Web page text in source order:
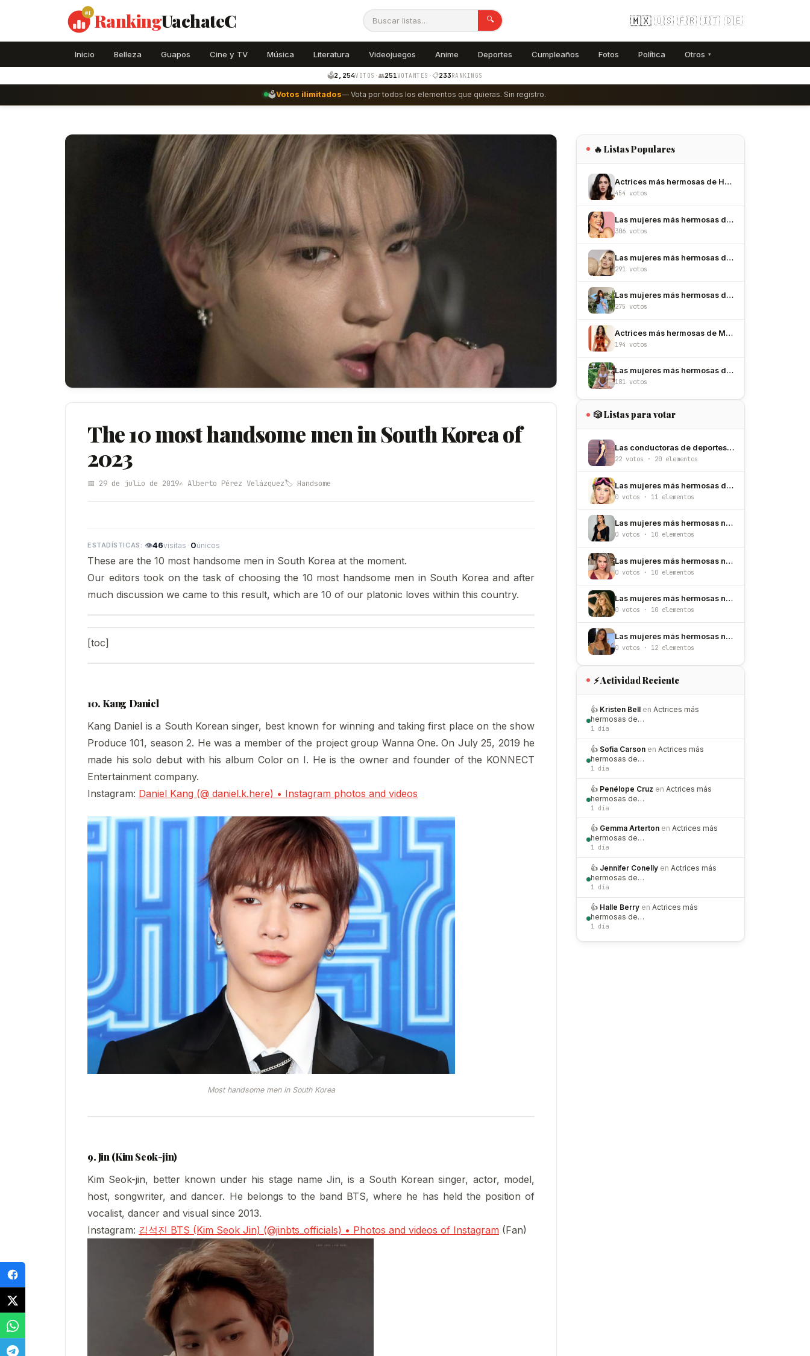
#1 RankingUachateC 🔍 🇲🇽 🇺🇸 🇫🇷 🇮🇹 🇩🇪
Inicio Belleza Guapos Cine y TV Música Literatura Videojuegos Anime Deportes Cumpleaños Fotos Política Otros ▾
🗳️2,254VOTOS ·👥251VOTANTES ·📋233RANKINGS
🗳️Votos ilimitados— Vota por todos los elementos que quieras. Sin registro.
The 10 most handsome men in South Korea of
2023
📅 29 de julio de 2019✍️ Alberto Pérez Velázquez🏷️ Handsome
👁46visitas · 0únicos
These are the 10 most handsome men in South Korea at the moment.
Our editors took on the task of choosing the 10 most handsome men in South Korea and after
much discussion we came to this result, which are 10 of our platonic loves within this country.
[toc]
10. Kang Daniel
Kang Daniel is a South Korean singer, best known for winning and taking first place on the show
Produce 101, season 2. He was a member of the project group Wanna One. On July 25, 2019 he
made his solo debut with his album Color on I. He is the owner and founder of the KONNECT
Entertainment company.
Instagram: Daniel Kang (@ daniel.k.here) • Instagram photos and videos
Most handsome men in South Korea
9. Jin (Kim Seok-jin)
Kim Seok-jin, better known under his stage name Jin, is a South Korean singer, actor, model,
host, songwriter, and dancer. He belongs to the band BTS, where he has held the position of
vocalist, dancer and visual since 2013.
Instagram: 김석진 BTS (Kim Seok Jin) (@jinbts_officials) • Photos and videos of Instagram (Fan)
🔥 Listas Populares
Actrices más hermosas de Hollywood
454 votos
Las mujeres más hermosas de México
306 votos
Las mujeres más hermosas de Colombia
291 votos
Las mujeres más hermosas de España
275 votos
Actrices más hermosas de México
194 votos
Las mujeres más hermosas de Argentina
181 votos
🎲 Listas para votar
Las conductoras de deportes más hermosas de México
22 votos · 20 elementos
Las mujeres más hermosas de Noruega
0 votos · 11 elementos
Las mujeres más hermosas nacidas un 29 de junio
0 votos · 10 elementos
Las mujeres más hermosas nacidas un 12 de junio
0 votos · 10 elementos
Las mujeres más hermosas nacidas un 9 de junio
0 votos · 10 elementos
Las mujeres más hermosas nacidas un 20 de junio
0 votos · 12 elementos
⚡ Actividad Reciente
👍 Kristen Bell en Actrices más
hermosas de…
1 día
👍 Sofia Carson en Actrices más
hermosas de…
1 día
👍 Penélope Cruz en Actrices más
hermosas de…
1 día
👍 Gemma Arterton en Actrices más
hermosas de…
1 día
👍 Jennifer Conelly en Actrices más
hermosas de…
1 día
👍 Halle Berry en Actrices más
hermosas de…
1 día